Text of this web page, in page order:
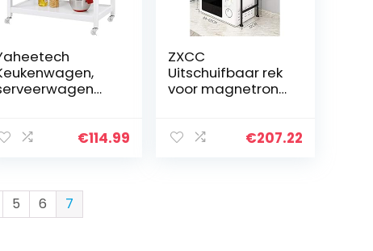
keukenrek
€114.99
ZXCC
Uitschuifbaar rek
voor magnetrons,
gebruiksdoeleind
€207.22
5 6 7